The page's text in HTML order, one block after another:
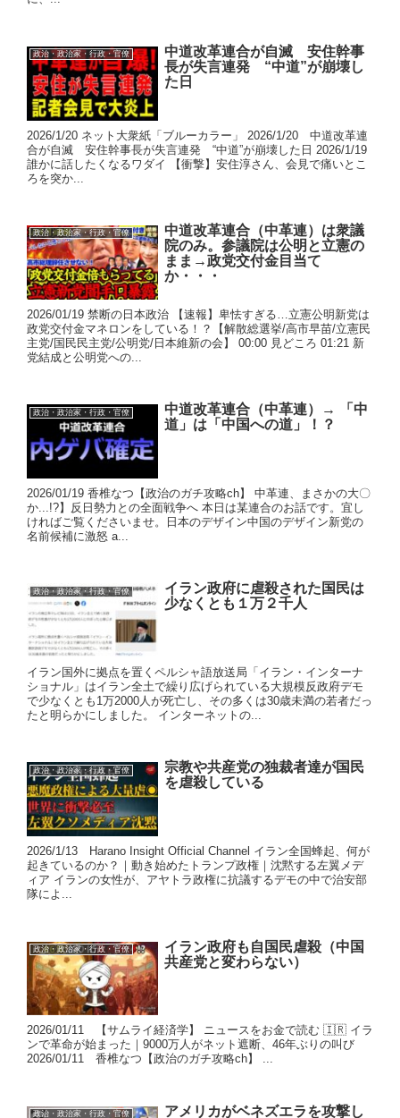
政治・政治家・行政・官僚
中道改革連合が自滅 安住幹事
長が失言連発 “中道”が崩壊し
た日
2026/1/20 ネット大衆紙「ブルーカラー」 2026/1/20 中道改革連
合が自滅 安住幹事長が失言連発 “中道”が崩壊した日 2026/1/19
誰かに話したくなるワダイ 【衝撃】安住淳さん、会見で痛いとこ
ろを突か...
政治・政治家・行政・官僚
中道改革連合（中革連）は衆議
院のみ。参議院は公明と立憲の
まま→政党交付金目当て
か・・・
2026/01/19 禁断の日本政治 【速報】卑怯すぎる…立憲公明新党は
政党交付金マネロンをしている！？【解散総選挙/高市早苗/立憲民
主党/国民民主党/公明党/日本維新の会】 00:00 見どころ 01:21 新
党結成と公明党への...
政治・政治家・行政・官僚
中道改革連合（中革連）→ 「中
道」は「中国への道」！？
2026/01/19 香椎なつ【政治のガチ攻略ch】 中革連、まさかの大〇
か...!?】反日勢力との全面戦争へ 本日は某連合のお話です。宜し
ければご覧くださいませ。日本のデザイン中国のデザイン新党の
名前候補に激怒 a...
政治・政治家・行政・官僚
イラン政府に虐殺された国民は
少なくとも１万２千人
イラン国外に拠点を置くペルシャ語放送局「イラン・インターナ
ショナル」はイラン全土で繰り広げられている大規模反政府デモ
で少なくとも1万2000人が死亡し、その多くは30歳未満の若者だっ
たと明らかにしました。 インターネットの...
政治・政治家・行政・官僚
宗教や共産党の独裁者達が国民
を虐殺している
2026/1/13 Harano Insight Official Channel イラン全国蜂起、何が
起きているのか？｜動き始めたトランプ政権｜沈黙する左翼メデ
ィア イランの女性が、アヤトラ政権に抗議するデモの中で治安部
隊によ...
政治・政治家・行政・官僚
イラン政府も自国民虐殺（中国
共産党と変わらない）
2026/01/11 【サムライ経済学】 ニュースをお金で読む 🇮🇷 イラ
ンで革命が始まった｜9000万人がネット遮断、46年ぶりの叫び
2026/01/11 香椎なつ【政治のガチ攻略ch】 ...
政治・政治家・行政・官僚
アメリカがベネズエラを攻撃し